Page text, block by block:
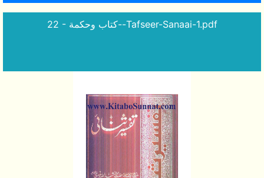
22 - كتاب وحكمة--Tafseer-Sanaai-1.pdf